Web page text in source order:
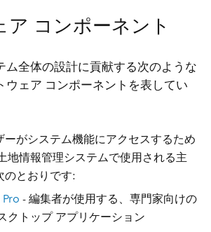
ア コンポーネント
ム全体の設計に貢献する次のような
ウェア コンポーネントを表してい
ーがシステム機能にアクセスするため
地情報管理システムで使用される主
のとおりです:
- 編集者が使用する、専門家向けの
クトップ アプリケーション